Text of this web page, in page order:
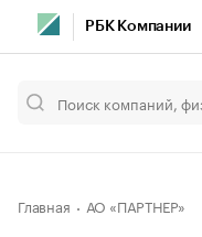
РБК Компании
Главная АО «ПАРТНЕР»